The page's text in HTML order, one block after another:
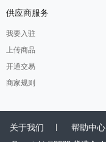
供应商服务
我要入驻
上传商品
开通交易
商家规则
关于我们 帮助中心